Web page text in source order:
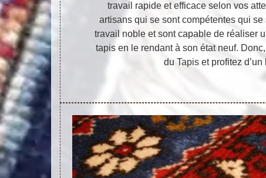
travail rapide et efficace selon vos
artisans qui se sont compétentes qui
travail noble et sont capable de réaliser
tapis en le rendant à son état neuf.
du Tapis et profitez d’un